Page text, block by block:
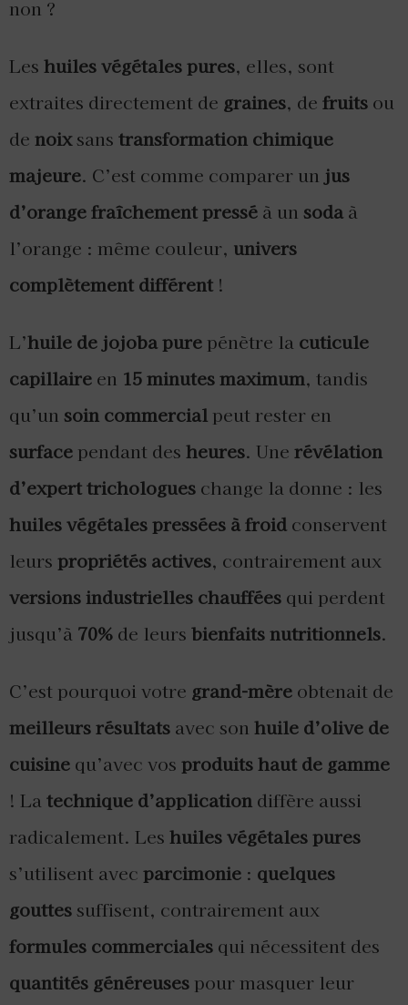
non ?
Les huiles végétales pures, elles, sont
extraites directement de graines, de fruits ou
de noixsans transformation chimique
majeure. C’est comme comparer un jus
d’orange fraîchement pressé à un soda à
l’orange : même couleur, univers
complètement différent !
L’huile de jojoba pure pénètre la cuticule
capillaire en 15 minutes maximum, tandis
qu’un soin commercial peut rester en
surface pendant des heures. Une révélation
d’expert trichologues change la donne : les
huiles végétales pressées à froid conservent
leurs propriétés actives, contrairement aux
versions industrielles chauffées qui perdent
jusqu’à 70% de leurs bienfaits nutritionnels.
C’est pourquoi votre grand-mère obtenait de
meilleurs résultats avec son huile d’olive de
cuisine qu’avec vos produits haut de gamme
! La technique d’application diffère aussi
radicalement. Les huiles végétales pures
s’utilisent avec parcimonie : quelques
gouttessuffisent, contrairement aux
formules commerciales qui nécessitent des
quantités généreuses pour masquer leur